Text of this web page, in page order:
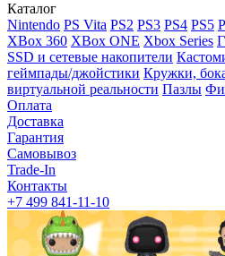
Каталог
Nintendo PS Vita PS2 PS3 PS4 PS5
XBox 360 XBox ONE Xbox Series
SSD и сетевые накопители
геймпады/джойстики Кружки,
виртуальной реальности Пазлы
Оплата
Доставка
Гарантия
Самовывоз
Trade-In
Контакты
+7 499 841-11-10